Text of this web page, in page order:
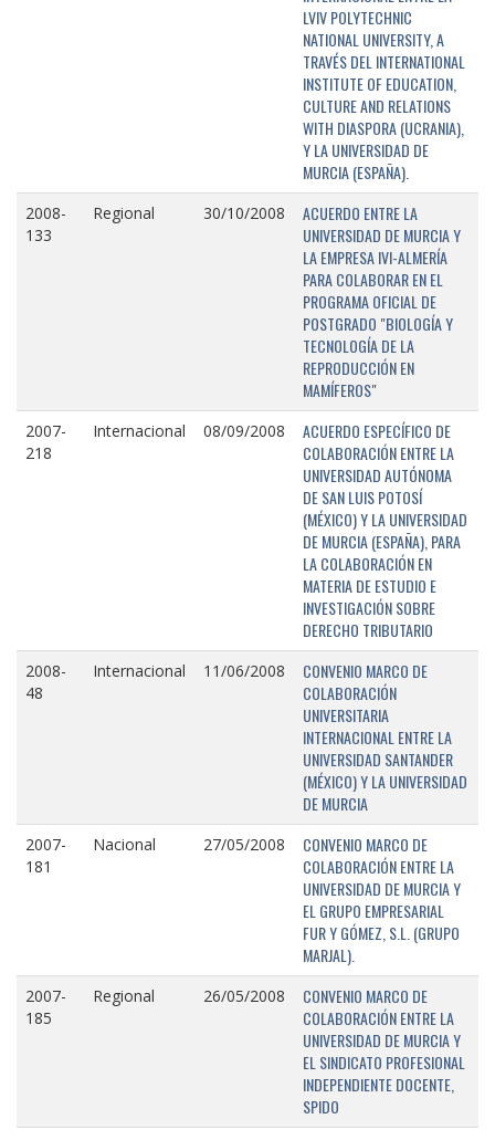
LVIV POLYTECHNIC
NATIONAL UNIVERSITY, A
TRAVÉS DEL INTERNATIONAL
INSTITUTE OF EDUCATION,
CULTURE AND RELATIONS
WITH DIASPORA (UCRANIA),
Y LA UNIVERSIDAD DE
MURCIA (ESPAÑA).
2008-
133
Regional 30/10/2008
ACUERDO ENTRE LA
UNIVERSIDAD DE MURCIA Y
LA EMPRESA IVI-ALMERÍA
PARA COLABORAR EN EL
PROGRAMA OFICIAL DE
POSTGRADO "BIOLOGÍA Y
TECNOLOGÍA DE LA
REPRODUCCIÓN EN
MAMÍFEROS"
2007-
218
Internacional 08/09/2008
ACUERDO ESPECÍFICO DE
COLABORACIÓN ENTRE LA
UNIVERSIDAD AUTÓNOMA
DE SAN LUIS POTOSÍ
(MÉXICO) Y LA UNIVERSIDAD
DE MURCIA (ESPAÑA), PARA
LA COLABORACIÓN EN
MATERIA DE ESTUDIO E
INVESTIGACIÓN SOBRE
DERECHO TRIBUTARIO
2008-
48
Internacional 11/06/2008
CONVENIO MARCO DE
COLABORACIÓN
UNIVERSITARIA
INTERNACIONAL ENTRE LA
UNIVERSIDAD SANTANDER
(MÉXICO) Y LA UNIVERSIDAD
DE MURCIA
2007-
181
Nacional 27/05/2008
CONVENIO MARCO DE
COLABORACIÓN ENTRE LA
UNIVERSIDAD DE MURCIA Y
EL GRUPO EMPRESARIAL
FUR Y GÓMEZ, S.L. (GRUPO
MARJAL).
2007-
185
Regional 26/05/2008
CONVENIO MARCO DE
COLABORACIÓN ENTRE LA
UNIVERSIDAD DE MURCIA Y
EL SINDICATO PROFESIONAL
INDEPENDIENTE DOCENTE,
SPIDO